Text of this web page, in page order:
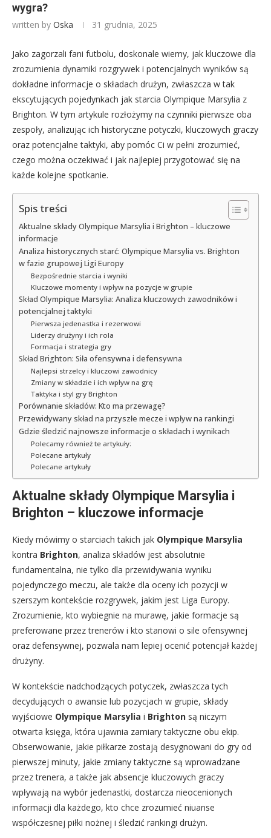
wygra?
written by Oska 31 grudnia, 2025
Jako zagorzali fani futbolu, doskonale wiemy, jak kluczowe dla
zrozumienia dynamiki rozgrywek i potencjalnych wyników są
dokładne informacje o składach drużyn, zwłaszcza w tak
ekscytujących pojedynkach jak starcia Olympique Marsylia z
Brighton. W tym artykule rozłożymy na czynniki pierwsze oba
zespoły, analizując ich historyczne potyczki, kluczowych graczy
oraz potencjalne taktyki, aby pomóc Ci w pełni zrozumieć,
czego można oczekiwać i jak najlepiej przygotować się na
każde kolejne spotkanie.
Spis treści
Aktualne składy Olympique Marsylia i Brighton – kluczowe
informacje
Analiza historycznych starć: Olympique Marsylia vs. Brighton
w fazie grupowej Ligi Europy
Bezpośrednie starcia i wyniki
Kluczowe momenty i wpływ na pozycje w grupie
Skład Olympique Marsylia: Analiza kluczowych zawodników i
potencjalnej taktyki
Pierwsza jedenastka i rezerwowi
Liderzy drużyny i ich rola
Formacja i strategia gry
Skład Brighton: Siła ofensywna i defensywna
Najlepsi strzelcy i kluczowi zawodnicy
Zmiany w składzie i ich wpływ na grę
Taktyka i styl gry Brighton
Porównanie składów: Kto ma przewagę?
Przewidywany skład na przyszłe mecze i wpływ na rankingi
Gdzie śledzić najnowsze informacje o składach i wynikach
Polecamy również te artykuły:
Polecane artykuły
Polecane artykuły
Aktualne składy Olympique Marsylia i
Brighton – kluczowe informacje
Kiedy mówimy o starciach takich jak Olympique Marsylia
kontra Brighton, analiza składów jest absolutnie
fundamentalna, nie tylko dla przewidywania wyniku
pojedynczego meczu, ale także dla oceny ich pozycji w
szerszym kontekście rozgrywek, jakim jest Liga Europy.
Zrozumienie, kto wybiegnie na murawę, jakie formacje są
preferowane przez trenerów i kto stanowi o sile ofensywnej
oraz defensywnej, pozwala nam lepiej ocenić potencjał każdej
drużyny.
W kontekście nadchodzących potyczek, zwłaszcza tych
decydujących o awansie lub pozycjach w grupie, składy
wyjściowe Olympique Marsylia i Brighton są niczym
otwarta księga, która ujawnia zamiary taktyczne obu ekip.
Obserwowanie, jakie piłkarze zostają desygnowani do gry od
pierwszej minuty, jakie zmiany taktyczne są wprowadzane
przez trenera, a także jak absencje kluczowych graczy
wpływają na wybór jedenastki, dostarcza nieocenionych
informacji dla każdego, kto chce zrozumieć niuanse
współczesnej piłki nożnej i śledzić rankingi drużyn.